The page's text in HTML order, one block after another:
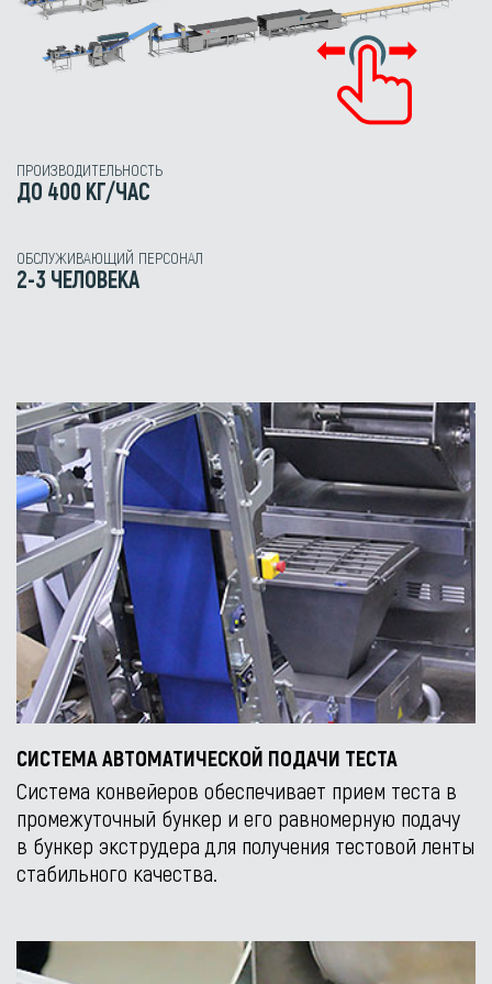
ПРОИЗВОДИТЕЛЬНОСТЬ
ДО 400 КГ/ЧАС
ОБСЛУЖИВАЮЩИЙ ПЕРСОНАЛ
2-3 ЧЕЛОВЕКА
СИСТЕМА АВТОМАТИЧЕСКОЙ ПОДАЧИ ТЕСТА
Система конвейеров обеспечивает прием теста в
промежуточный бункер и его равномерную подачу
в бункер экструдера для получения тестовой ленты
стабильного качества.